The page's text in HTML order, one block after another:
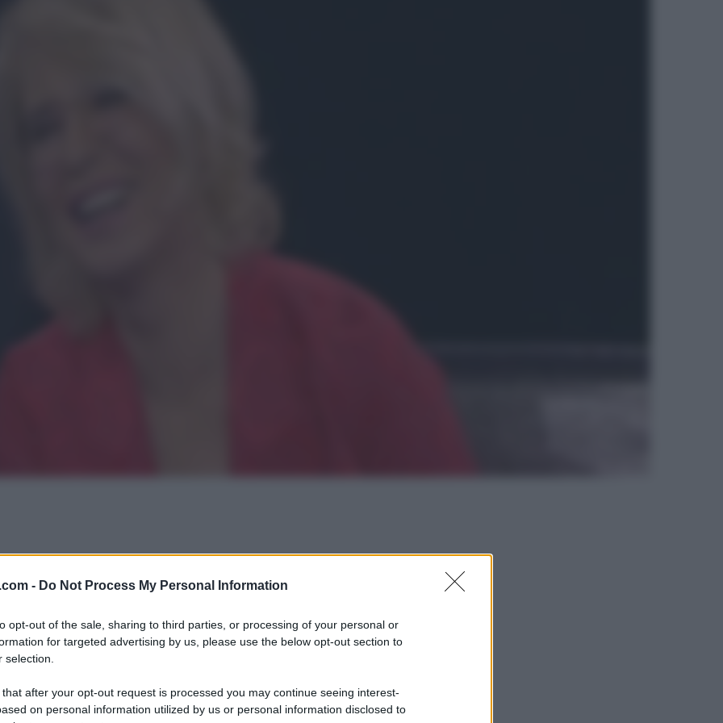
- Do Not Process My Personal Information
opt-out of the sale, sharing to third parties, or processing of your personal or
for targeted advertising by us, please use the below opt-out section to
selection.
after your opt-out request is processed you may continue seeing interest-
on personal information utilized by us or personal information disclosed to